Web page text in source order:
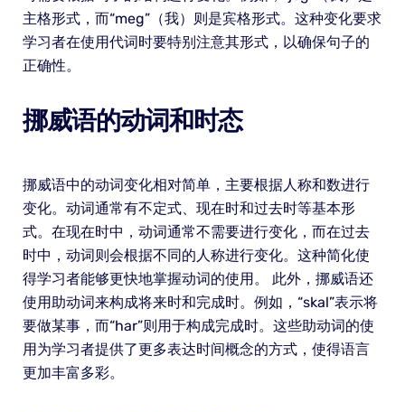
主格形式，而“meg”（我）则是宾格形式。这种变化要求
学习者在使用代词时要特别注意其形式，以确保句子的
正确性。
挪威语的动词和时态
挪威语中的动词变化相对简单，主要根据人称和数进行
变化。动词通常有不定式、现在时和过去时等基本形
式。在现在时中，动词通常不需要进行变化，而在过去
时中，动词则会根据不同的人称进行变化。这种简化使
得学习者能够更快地掌握动词的使用。 此外，挪威语还
使用助动词来构成将来时和完成时。例如，“skal”表示将
要做某事，而“har”则用于构成完成时。这些助动词的使
用为学习者提供了更多表达时间概念的方式，使得语言
更加丰富多彩。